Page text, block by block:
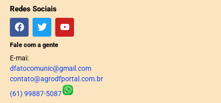
Redes Sociais
Fale com a gente
E-mai:
dfatocomunic@gmail.com
contato@agrodfportal.com.br
(61) 99887-5087